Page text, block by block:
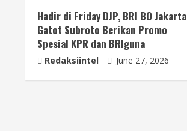
Hadir di Friday DJP, BRI BO Jakarta
Gatot Subroto Berikan Promo
Spesial KPR dan BRIguna
Redaksiintel June 27, 2026